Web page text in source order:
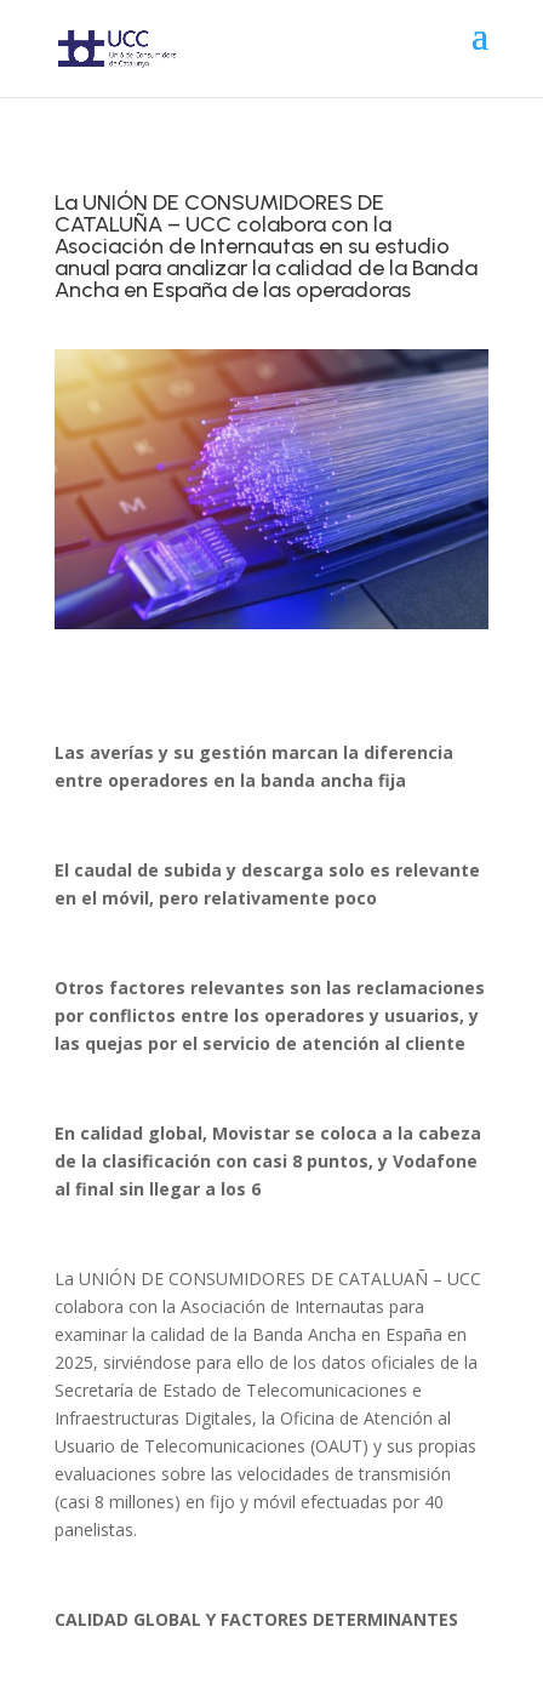
La UNIÓN DE CONSUMIDORES DE
CATALUÑA – UCC colabora con la
Asociación de Internautas en su estudio
anual para analizar la calidad de la Banda
Ancha en España de las operadoras
Las averías y su gestión marcan la diferencia
entre operadores en la banda ancha fija
El caudal de subida y descarga solo es relevante
en el móvil, pero relativamente poco
Otros factores relevantes son las reclamaciones
por conflictos entre los operadores y usuarios, y
las quejas por el servicio de atención al cliente
En calidad global, Movistar se coloca a la cabeza
de la clasificación con casi 8 puntos, y Vodafone
al final sin llegar a los 6
La UNIÓN DE CONSUMIDORES DE CATALUAÑ – UCC
colabora con la Asociación de Internautas para
examinar la calidad de la Banda Ancha en España en
2025, sirviéndose para ello de los datos oficiales de la
Secretaría de Estado de Telecomunicaciones e
Infraestructuras Digitales, la Oficina de Atención al
Usuario de Telecomunicaciones (OAUT) y sus propias
evaluaciones sobre las velocidades de transmisión
(casi 8 millones) en fijo y móvil efectuadas por 40
panelistas.
CALIDAD GLOBAL Y FACTORES DETERMINANTES